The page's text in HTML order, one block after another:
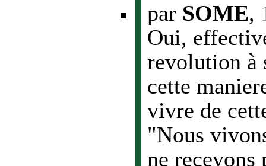
par SOME,
Oui,
revolution à
cette
vivre de
"Nous
ne recevons